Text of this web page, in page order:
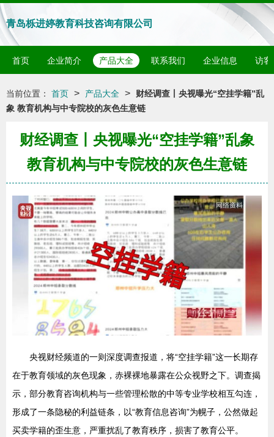
青岛栎进婷教育科技咨询有限公司
首页 企业简介 产品大全 联系我们 企业信息 访客
当前位置： 首页 > 产品大全 >
财经调查丨央视曝光“空挂学籍”乱
象 教育机构与中专院校的灰色生意链
财经调查丨央视曝光“空挂学籍”乱象
教育机构与中专院校的灰色生意链
央视财经频道的一则深度调查报道，将“空挂学籍”这一长期存
在于教育领域的灰色现象，赤裸裸地暴露在公众视野之下。调查揭
示，部分教育咨询机构与一些管理松散的中等专业学校相互勾连，
形成了一条隐秘的利益链条，以“教育信息咨询”为幌子，公然做起
买卖学籍的歪生意，严重扰乱了教育秩序，损害了教育公平。